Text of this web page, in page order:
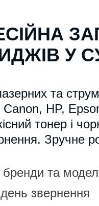
У
та
Canon, HP,
тонер і
Зручне
бренди та
звернення